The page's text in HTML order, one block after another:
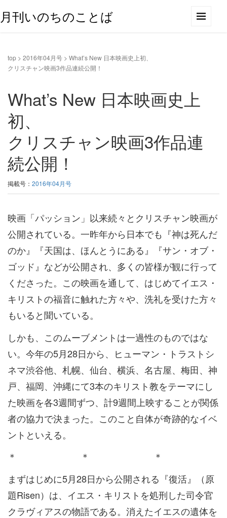
月刊いのちのことば
top > 2016年04月号 > What’s New 日本映画史上初、
クリスチャン映画3作品連続公開！
What’s New 日本映画史上
初、
クリスチャン映画3作品連
続公開！
掲載号： 2016年04月号
映画「パッション」以来続々とクリスチャン映画が
公開されている。一昨年から日本でも『神は死んだ
のか』『天国は、ほんとうにある』『サン・オブ・
ゴッド』などが公開され、多くの皆様が観に行って
くださった。この映画を通して、はじめてイエス・
キリストの福音に触れた方々や、洗礼を受けた方々
もいると聞いている。
しかも、このムーブメントは一過性のものではな
い。今年の5月28日から、ヒューマン・トラストシ
ネマ渋谷他、札幌、仙台、横浜、名古屋、梅田、神
戸、福岡、沖縄にて3本のキリスト教をテーマにし
た映画を各3週間ずつ、計9週間上映することが関係
者の協力で決まった。このこと自体が奇跡的なイベ
ントといえる。
＊ ＊ ＊
まずはじめに5月28日から公開される『復活』（原
題Risen）は、イエス・キリストを処刑した司令官
クラヴィアスの物語である。消えたイエスの遺体を